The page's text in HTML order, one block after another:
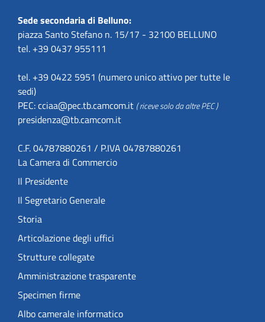
Sede secondaria di Belluno:
piazza Santo Stefano n. 15/17 - 32100 BELLUNO
tel. +39 0437 955111
tel. +39 0422 5951 (numero unico attivo per tutte le
sedi)
PEC:cciaa@pec.tb.camcom.it ( riceve solo da altre PEC )
presidenza@tb.camcom.it
C.F. 04787880261 / P.IVA 04787880261
La Camera di Commercio
Il Presidente
Il Segretario Generale
Storia
Articolazione degli uffici
Strutture collegate
Amministrazione trasparente
Specimen firme
Albo camerale informatico